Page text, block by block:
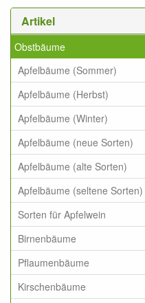
Artikel
Obstbäume
Apfelbäume (Sommer)
Apfelbäume (Herbst)
Apfelbäume (Winter)
Apfelbäume (neue Sorten)
Apfelbäume (alte Sorten)
Apfelbäume (seltene Sorten)
Sorten für Apfelwein
Birnenbäume
Pflaumenbäume
Kirschenbäume